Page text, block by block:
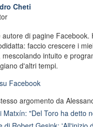
Cheti
di pagine Facebook.
faccio crescere i
intuito e
d'altri tempi.
su Facebook
argomento da
Matxín: "Del Toro ha detto